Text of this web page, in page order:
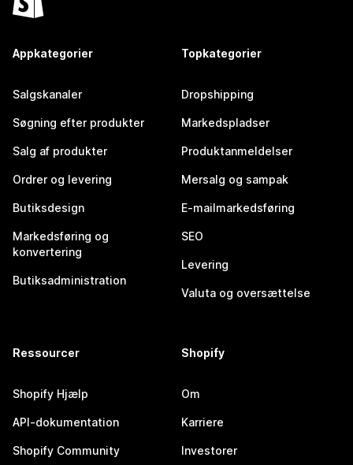
Appkategorier
Salgskanaler
Søgning efter produkter
Salg af produkter
Ordrer og levering
Butiksdesign
Markedsføring og
konvertering
Butiksadministration
Topkategorier
Dropshipping
Markedspladser
Produktanmeldelser
Mersalg og sampak
E-mailmarkedsføring
SEO
Levering
Valuta og oversættelse
Ressourcer
Shopify Hjælp
API-dokumentation
Shopify Community
Shopify
Om
Karriere
Investorer